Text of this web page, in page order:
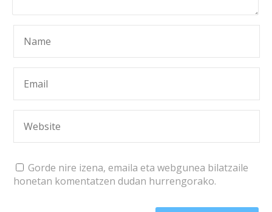
Gorde nire izena, emaila eta webgunea bilatzaile
honetan komentatzen dudan hurrengorako.